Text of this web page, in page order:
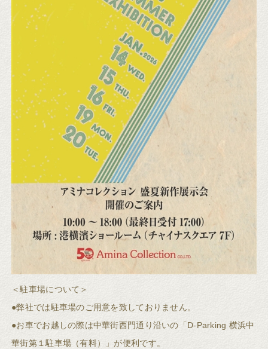
＜駐車場について＞
●弊社では駐車場のご用意を致しておりません。
●お車でお越しの際は中華街西門通り沿いの「D-Parking 横浜中
華街第１駐車場（有料）」が便利です。